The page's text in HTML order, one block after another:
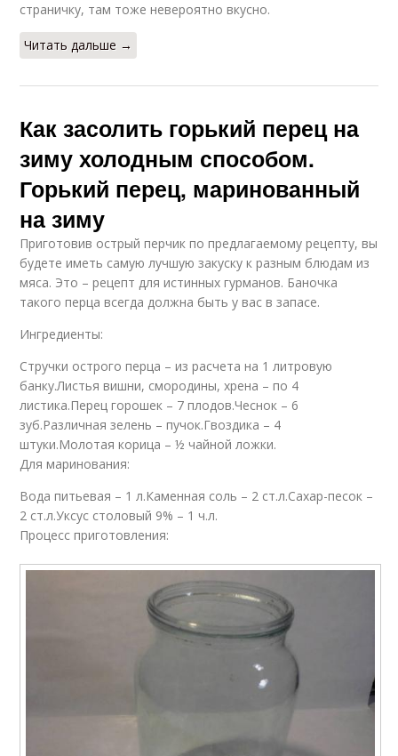
страничку, там тоже невероятно вкусно.
Читать дальше →
Как засолить горький перец на
зиму холодным способом.
Горький перец, маринованный
на зиму
Приготовив острый перчик по предлагаемому рецепту, вы
будете иметь самую лучшую закуску к разным блюдам из
мяса. Это – рецепт для истинных гурманов. Баночка
такого перца всегда должна быть у вас в запасе.
Ингредиенты:
Стручки острого перца – из расчета на 1 литровую
банку.Листья вишни, смородины, хрена – по 4
листика.Перец горошек – 7 плодов.Чеснок – 6
зуб.Различная зелень – пучок.Гвоздика – 4
штуки.Молотая корица – ½ чайной ложки.
Для маринования:
Вода питьевая – 1 л.Каменная соль – 2 ст.л.Сахар-песок –
2 ст.л.Уксус столовый 9% – 1 ч.л.
Процесс приготовления: